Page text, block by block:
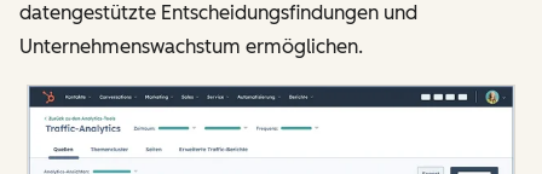
datengestützte Entscheidungsfindungen und
Unternehmenswachstum ermöglichen.